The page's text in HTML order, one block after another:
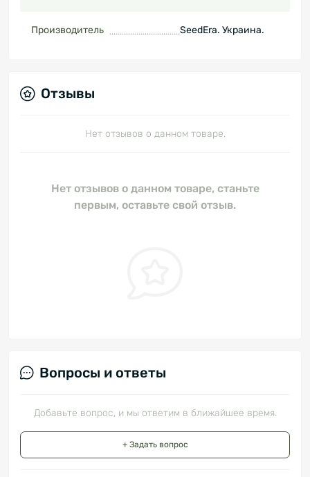
Производитель SeedEra. Украина.
Отзывы
Нет отзывов о данном товаре.
Нет отзывов о данном товаре, станьте
первым, оставьте свой отзыв.
Вопросы и ответы
Добавьте вопрос, и мы ответим в ближайшее время.
+ Задать вопрос